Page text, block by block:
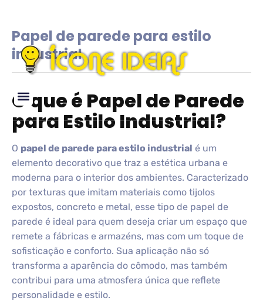
Papel de parede para estilo
industrial
O que é Papel de Parede
para Estilo Industrial?
O papel de parede para estilo industrial é um
elemento decorativo que traz a estética urbana e
moderna para o interior dos ambientes. Caracterizado
por texturas que imitam materiais como tijolos
expostos, concreto e metal, esse tipo de papel de
parede é ideal para quem deseja criar um espaço que
remete a fábricas e armazéns, mas com um toque de
sofisticação e conforto. Sua aplicação não só
transforma a aparência do cômodo, mas também
contribui para uma atmosfera única que reflete
personalidade e estilo.